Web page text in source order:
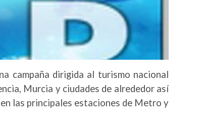
campaña dirigida al turismo nacional
Murcia y ciudades de alrededor así
las principales estaciones de Metro y